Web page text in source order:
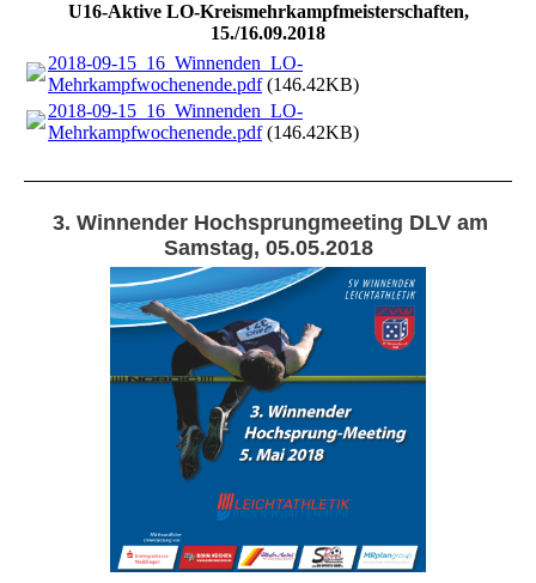
U16-Aktive LO-Kreismehrkampfmeisterschaften,
15./16.09.2018
2018-09-15_16_Winnenden_LO-
Mehrkampfwochenende.pdf(146.42KB)
2018-09-15_16_Winnenden_LO-
Mehrkampfwochenende.pdf(146.42KB)
3. Winnender Hochsprungmeeting DLV am
Samstag, 05.05.2018